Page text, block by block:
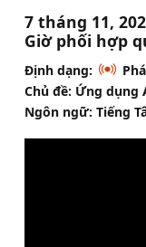
7 tháng 11,
Giờ phối hợp
Định dạng:
Chủ đề: Ứng dụng
Ngôn ngữ: Tiếng